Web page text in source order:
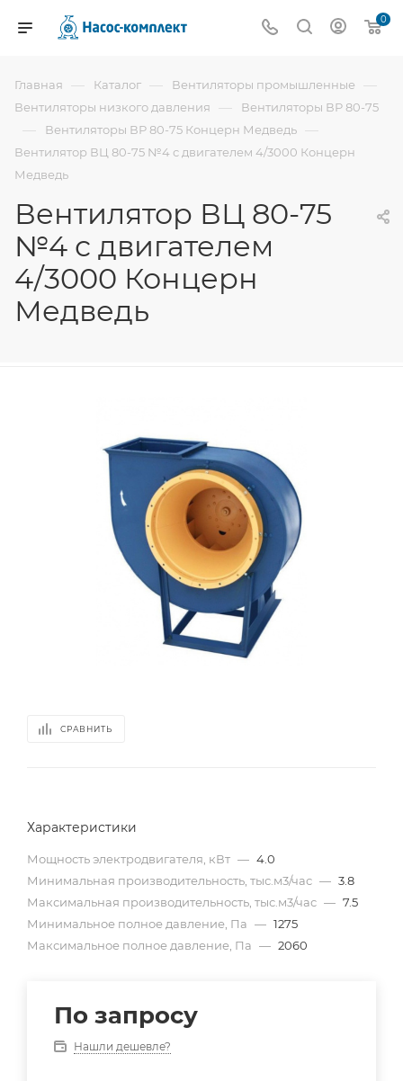
0
Главная — Каталог — Вентиляторы промышленные —
Вентиляторы низкого давления — Вентиляторы ВР 80-75
— Вентиляторы ВР 80-75 Концерн Медведь —
Вентилятор ВЦ 80-75 №4 с двигателем 4/3000 Концерн
Медведь
Вентилятор ВЦ 80-75
№4 с двигателем
4/3000 Концерн
Медведь
СРАВНИТЬ
Характеристики
Мощность электродвигателя, кВт — 4.0
Минимальная производительность, тыс.м3/час — 3.8
Максимальная производительность, тыс.м3/час — 7.5
Минимальное полное давление, Па — 1275
Максимальное полное давление, Па — 2060
По запросу
Нашли дешевле?